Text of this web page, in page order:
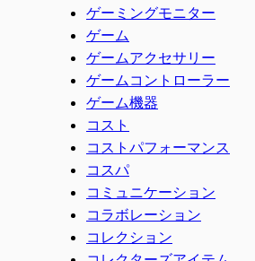
ゲーミングモニター
ゲーム
ゲームアクセサリー
ゲームコントローラー
ゲーム機器
コスト
コストパフォーマンス
コスパ
コミュニケーション
コラボレーション
コレクション